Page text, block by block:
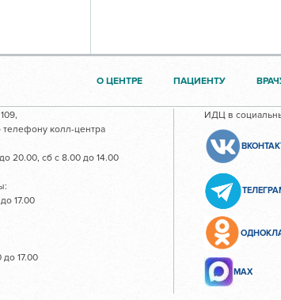
О ЦЕНТРЕ ПАЦИЕНТУ
колл-центра
20.00, сб с 8.00 до 14.00
17.00
17.00
ИДЦ в
МАХ